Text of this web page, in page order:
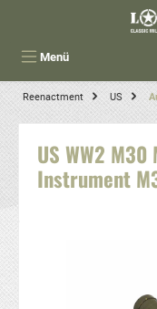
Menü
Reenactment US
US WW2
Instrument